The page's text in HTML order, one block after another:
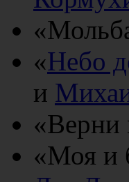
«Небо
и
«Моя и